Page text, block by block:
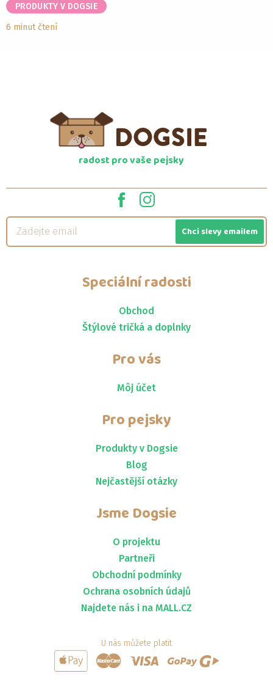
PRODUKTY V DOGSIE
6 minut čtení
radost pro vaše pejsky
Chci slevy emailem
Speciální radosti
Obchod
Štýlové tričká a doplnky
Pro vás
Môj účet
Pro pejsky
Produkty v Dogsie
Blog
Nejčastější otázky
Jsme Dogsie
O projektu
Partneři
Obchodní podmínky
Ochrana osobních údajů
Najdete nás i na MALL.CZ
U nás můžete platit